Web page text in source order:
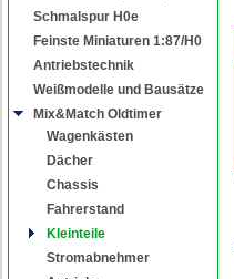
Schmalspur H0e
Feinste Miniaturen 1:87/H0
Antriebstechnik
Weißmodelle und Bausätze
Mix&Match Oldtimer
Wagenkästen
Dächer
Chassis
Fahrerstand
Kleinteile
Stromabnehmer